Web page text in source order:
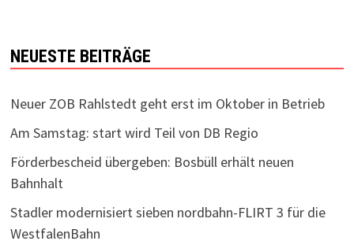
NEUESTE BEITRÄGE
Neuer ZOB Rahlstedt geht erst im Oktober in Betrieb
Am Samstag: start wird Teil von DB Regio
Förderbescheid übergeben: Bosbüll erhält neuen
Bahnhalt
Stadler modernisiert sieben nordbahn-FLIRT 3 für die
WestfalenBahn